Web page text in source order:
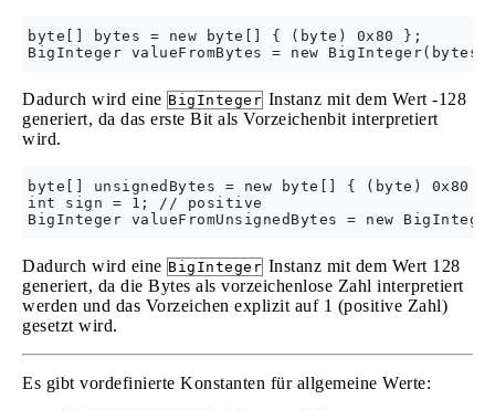
byte[] bytes = new byte[] { (byte) 0x80 };
Dadurch wird eine BigInteger Instanz mit dem Wert -128
generiert, da das erste Bit als Vorzeichenbit interpretiert
wird.
byte[] unsignedBytes = new byte[] { (byte) 0x80
int sign = 1; // positive
Dadurch wird eine BigInteger Instanz mit dem Wert 128
generiert, da die Bytes als vorzeichenlose Zahl interpretiert
werden und das Vorzeichen explizit auf 1 (positive Zahl)
gesetzt wird.
Es gibt vordefinierte Konstanten für allgemeine Werte: